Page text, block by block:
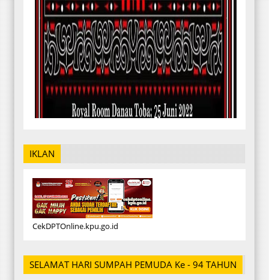
IKLAN
CekDPTOnline.kpu.go.id
SELAMAT HARI SUMPAH PEMUDA Ke - 94 TAHUN